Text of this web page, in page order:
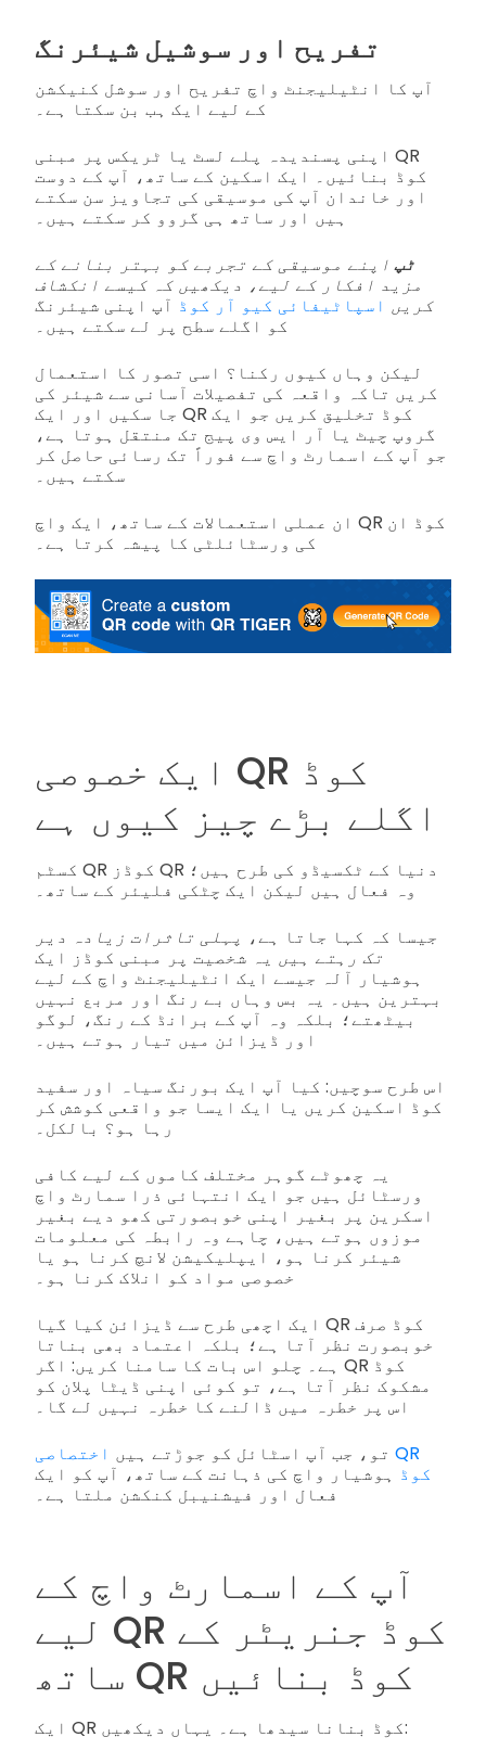
تفریح اور سوشیل شیئرنگ
آپ کا انٹیلیجنٹ واچ تفریح اور سوشل کنیکشن
کے لیے ایک ہب بن سکتا ہے۔
اپنی پسندیدہ پلے لسٹ یا ٹریکس پر مبنی QR
کوڈ بنائیں۔ ایک اسکین کے ساتھ، آپ کے دوست
اور خاندان آپ کی موسیقی کی تجاویز سن سکتے
ہیں اور ساتھ ہی گروو کر سکتے ہیں۔
ٹپ اپنے موسیقی کے تجربے کو بہتر بنانے کے
مزید افکار کے لیے، دیکھیں کہ کیسے انکشاف
کریں اسپاٹیفائی کیو آر کوڈ آپ اپنی شیئرنگ
کو اگلے سطح پر لے سکتے ہیں۔
لیکن وہاں کیوں رکنا؟ اسی تصور کا استعمال
کریں تاکہ واقعہ کی تفصیلات آسانی سے شیئر کی
جا سکیں اور ایک QR کوڈ تخلیق کریں جو ایک
گروپ چیٹ یا آر ایس وی پیج تک منتقل ہوتا ہے،
جو آپ کے اسمارٹ واچ سے فوراً تک رسائی حاصل کر
سکتے ہیں۔
ان عملی استعمالات کے ساتھ، ایک واچ QR کوڈ ان
کی ورسٹائلٹی کا پیشہ کرتا ہے۔
ایک خصوصی QR کوڈ
اگلے بڑے چیز کیوں ہے
کسٹم QR کوڈز QR دنیا کے ٹکسیڈو کی طرح ہیں؛
وہ فعال ہیں لیکن ایک چٹکی فلیئر کے ساتھ۔
جیسا کہ کہا جاتا ہے، پہلی تاثرات زیادہ دیر
تک رہتے ہیں یہ شخصیت پر مبنی کوڈز ایک
ہوشیار آلہ جیسے ایک انٹیلیجنٹ واچ کے لیے
بہترین ہیں۔ یہ بس وہاں بے رنگ اور مربع نہیں
بیٹھتے؛ بلکہ وہ آپ کے برانڈ کے رنگ، لوگو
اور ڈیزائن میں تیار ہوتے ہیں۔
اس طرح سوچیں: کیا آپ ایک بورنگ سیاہ اور سفید
کوڈ اسکین کریں یا ایک ایسا جو واقعی کوشش کر
رہا ہو؟ بالکل۔
یہ چھوٹے گوہر مختلف کاموں کے لیے کافی
ورسٹائل ہیں جو ایک انتہائی ذرا سمارٹ واچ
اسکرین پر بغیر اپنی خوبصورتی کھو دیے بغیر
موزوں ہوتے ہیں، چاہے وہ رابطہ کی معلومات
شیئر کرنا ہو، ایپلیکیشن لانچ کرنا ہو یا
خصوصی مواد کو انلاک کرنا ہو۔
ایک اچھی طرح سے ڈیزائن کیا گیا QR کوڈ صرف
خوبصورت نظر آتا ہے؛ بلکہ اعتماد بھی بناتا
ہے۔ چلو اس بات کا سامنا کریں: اگر QR کوڈ
مشکوک نظر آتا ہے، تو کوئی اپنی ڈیٹا پلان کو
اس پر خطرہ میں ڈالنے کا خطرہ نہیں لے گا۔
تو، جب آپ اسٹائل کو جوڑتے ہیں اختصاصی QR
کوڈ ہوشیار واچ کی ذہانت کے ساتھ، آپ کو ایک
فعال اور فیشنیبل کنکشن ملتا ہے۔
آپ کے اسمارٹ واچ کے
لیے QR کوڈ جنریٹر کے
ساتھ QR کوڈ بنائیں
ایک QR کوڈ بنانا سیدھا ہے۔ یہاں دیکھیں: